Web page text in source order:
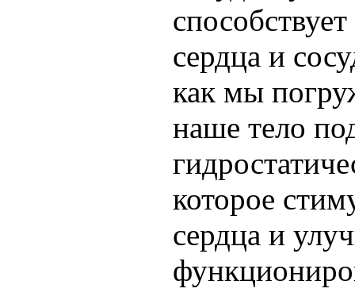
сердца и
как мы
наше тело
которое
сердца и